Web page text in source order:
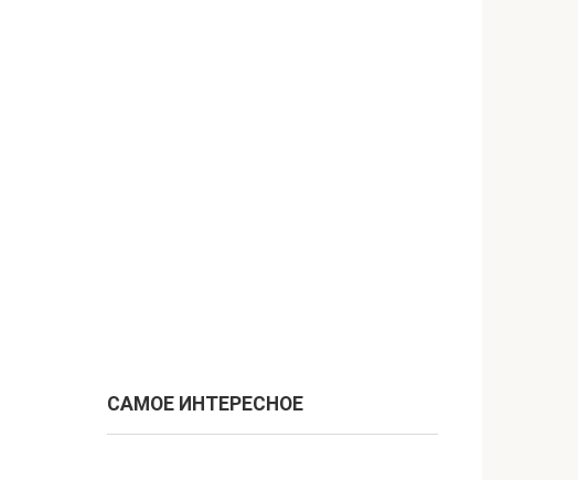
САМОЕ ИНТЕРЕСНОЕ